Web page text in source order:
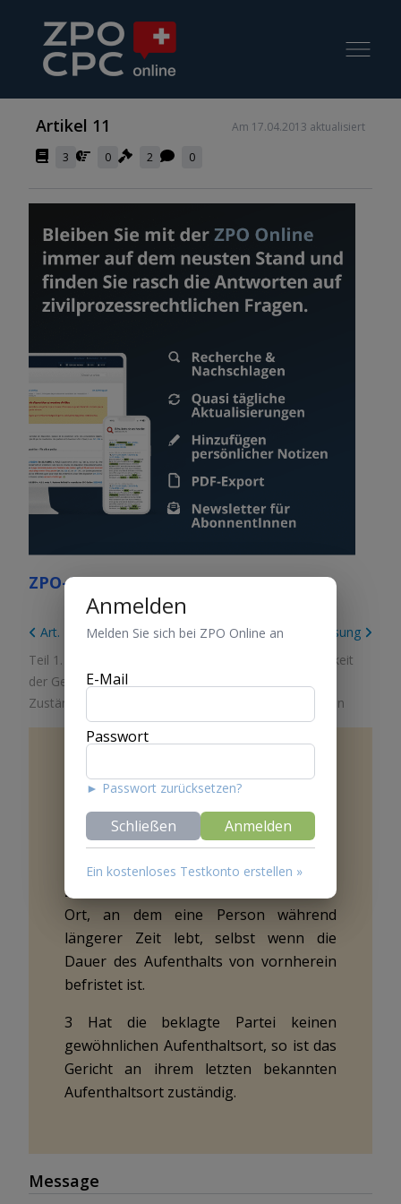
Artikel 11
Am 17.04.2013 aktualisiert
3
0 2 0
ZPO-ONLINE ENTDECKEN
Art. 10 Wohnsitz und Sitz
Art. 12 Niederlassung
Teil 1. Allgemeine Bestimmungen
Titel 2. Zuständigkeit
der Gerichte und Ausstand
Zuständigkeit
Abschnitt 1. Allgemeine Bestimmungen
Art.11 Aufenthaltsort
1 Hat die beklagte Partei keinen
Wohnsitz, so ist das Gericht an ihrem
gewöhnlichen Aufenthaltsort zuständig.
2 Gewöhnlicher Aufenthaltsort ist der
Ort, an dem eine Person während
längerer Zeit lebt, selbst wenn die
Dauer des Aufenthalts von vornherein
befristet ist.
3 Hat die beklagte Partei keinen
gewöhnlichen Aufenthaltsort, so ist das
Gericht an ihrem letzten bekannten
Aufenthaltsort zuständig.
Message
Anmelden
Melden Sie sich bei ZPO Online an
E-Mail
Passwort
► Passwort zurücksetzen?
Schließen Anmelden
Ein kostenloses Testkonto erstellen »